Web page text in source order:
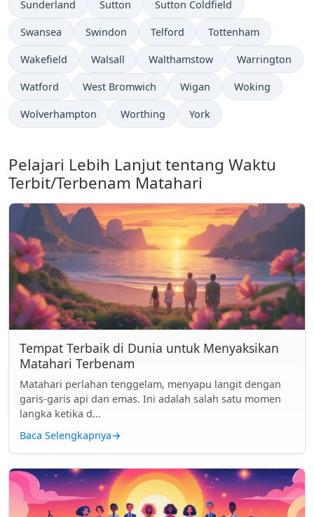
Sunderland Sutton Sutton Coldfield
Swansea Swindon Telford Tottenham
Wakefield Walsall Walthamstow Warrington
Watford West Bromwich Wigan Woking
Wolverhampton Worthing York
Pelajari Lebih Lanjut tentang Waktu
Terbit/Terbenam Matahari
Tempat Terbaik di Dunia untuk Menyaksikan
Matahari Terbenam
Matahari perlahan tenggelam, menyapu langit dengan
garis-garis api dan emas. Ini adalah salah satu momen
langka ketika d...
Baca Selengkapnya→